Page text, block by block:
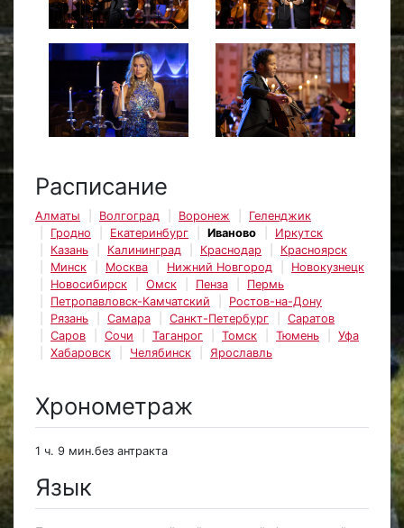
Расписание
Алматы Волгоград Воронеж
Геленджик
Гродно
Екатеринбург Иваново
Иркутск
Казань
Калининград Краснодар
Красноярск
Минск
Москва Нижний Новгород
Новокузнецк
Новосибирск
Омск Пенза
Пермь
Петропавловск-Камчатский
Ростов-на-Дону
Рязань
Самара Санкт-Петербург
Саратов
Саров
Сочи Таганрог Томск Тюмень
Уфа
Хабаровск
Челябинск Ярославль
Хронометраж
1 ч. 9 мин.без антракта
Язык